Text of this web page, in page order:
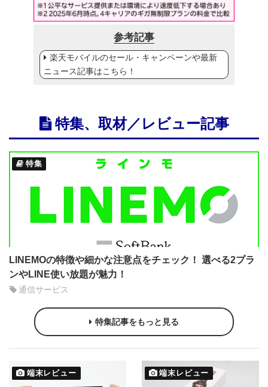
参考記事
楽天モバイルのセール・キャンペーンや最新
ニュース記事はこちら！
特集、取材／レビュー記事
特集
LINEMOの特徴や細かな注意点をチェック！ 選べる2プラ
ンやLINE使い放題が魅力！
通信サービス
特集記事をもっと見る
端末レビュー 端末レビュー